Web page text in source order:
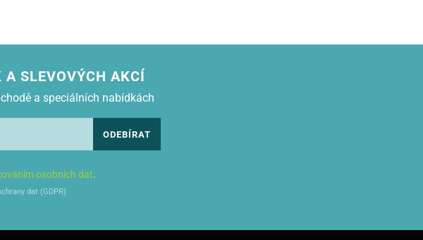
A SLEVOVÝCH AKCÍ
a speciálních nabídkách
ODEBÍRAT
osobních dat.
dat (GDPR)